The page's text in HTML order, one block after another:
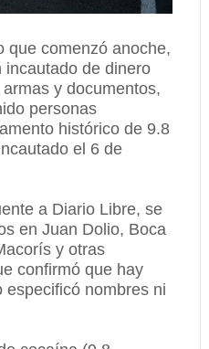
que comenzó anoche,
incautado de dinero
y documentos,
personas
histórico de 9.8
el 6 de
a Diario Libre, se
en Juan Dolio, Boca
y otras
confirmó que hay
especificó nombres ni